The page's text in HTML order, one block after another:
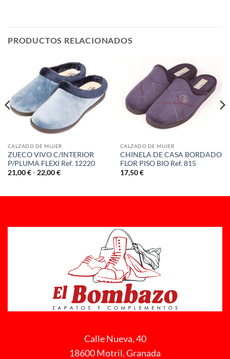
PRODUCTOS RELACIONADOS
CALZADO DE MUJER
ZUECO VIVO C/INTERIOR
P/PLUMA FLEXI Ref. 12220
21,00€ - 22,00€Rango
21,00 €
CALZADO DE MUJER
CHINELA DE CASA BORDADO
FLOR PISO BIO Ref. 815
17,50€
Calle Nueva, 40
18600 Motril, Granada